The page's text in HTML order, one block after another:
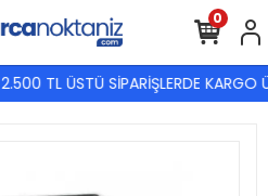
2.500 TL ÜSTÜ SİPARİŞLERDE KARGO
0